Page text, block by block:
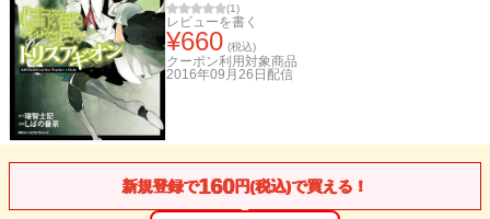
(1)
レビューを書く
¥660 (税込)
クーポン利用対象商品
2016年09月26日 配信
新規登録で160円(税込)で買える！